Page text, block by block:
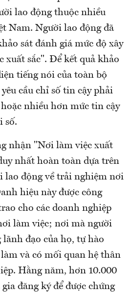
lao động thuộc nhiều
Nam. Người lao động đã
sát đánh giá mức độ xây
xuất sắc". Để kết quả khảo
tiếng nói của toàn bộ
cầu chỉ số tin cậy phải
nhiều hơn mức tin cậy
số.
nhận "Nơi làm việc xuất
nhất hoàn toàn dựa trên
lao động về trải nghiệm nơi
hiệu này được công
cho các doanh nghiệp
làm việc; nơi mà người
đạo của họ, tự hào
và có mối quan hệ thân
Hằng năm, hơn 10.000
đăng ký để được chứng